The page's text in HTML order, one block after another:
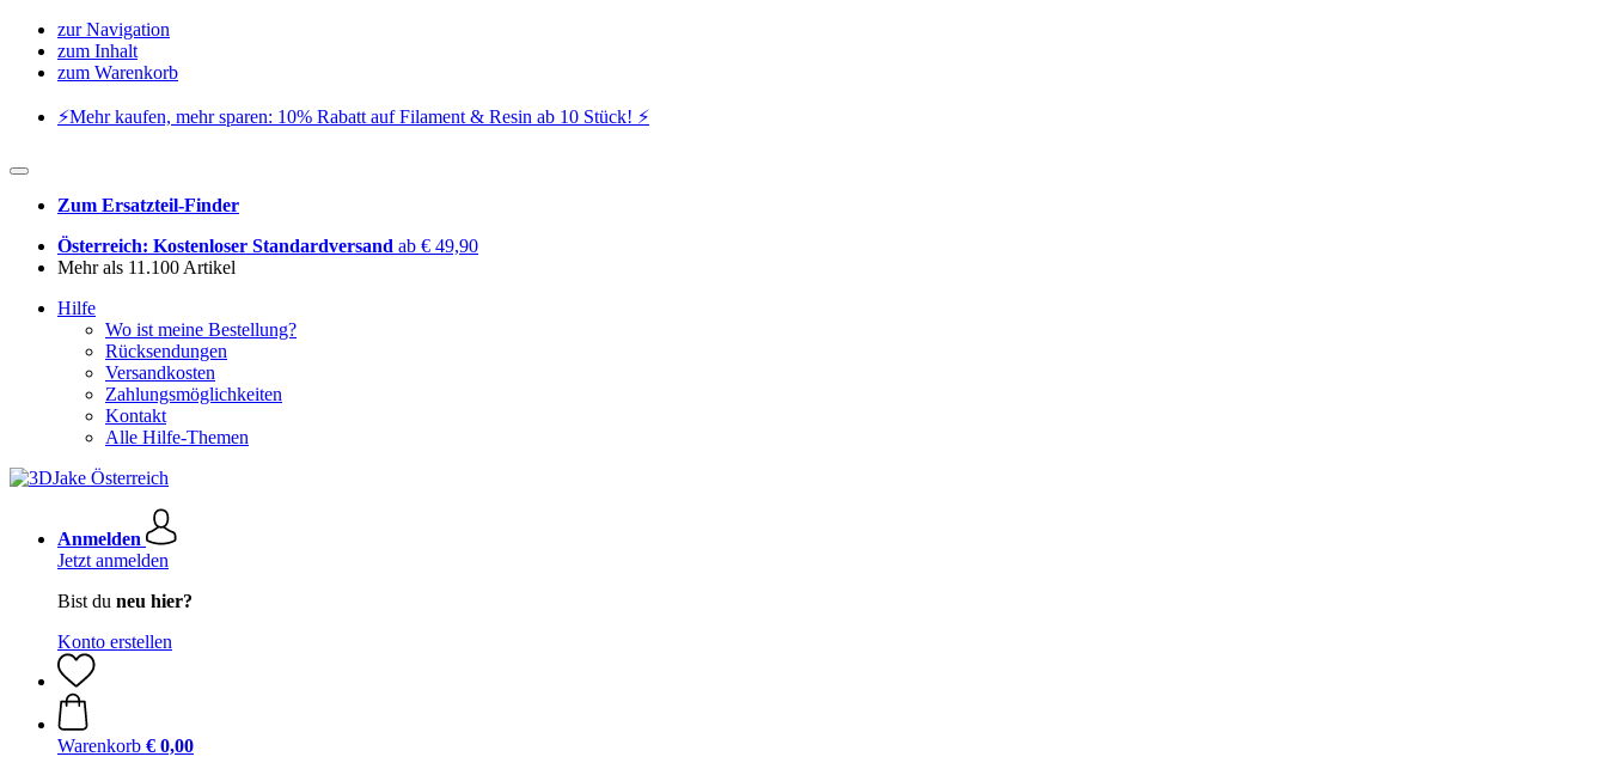
zur Navigation
zum Inhalt
zum Warenkorb
⚡️Mehr kaufen, mehr sparen: 10% Rabatt auf Filament & Resin ab 10 Stück! ⚡️
Zum Ersatzteil-Finder
Österreich: Kostenloser Standardversand ab € 49,90
Mehr als 11.100 Artikel
Hilfe
Wo ist meine Bestellung?
Rücksendungen
Versandkosten
Zahlungsmöglichkeiten
Kontakt
Alle Hilfe-Themen
Anmelden
Jetzt anmelden
Bist du neu hier?
Konto erstellen
Warenkorb € 0,00